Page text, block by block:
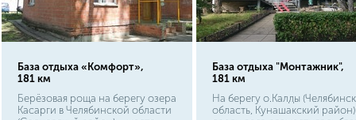
База отдыха «Комфорт»,
181 км
Берёзовая роща на берегу озера
Касарги в Челябинской области
База отдыха "Монтажник",
181 км
На берегу о.Калды
область, Кунашакский район)